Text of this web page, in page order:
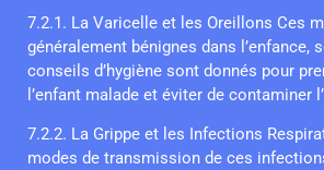
7.2.1. La Varicelle et les Oreillons Ces
généralement bénignes dans l’enfance,
conseils d’hygiène sont donnés pour
l’enfant malade et éviter de contaminer
7.2.2. La Grippe et les Infections
modes de transmission de ces